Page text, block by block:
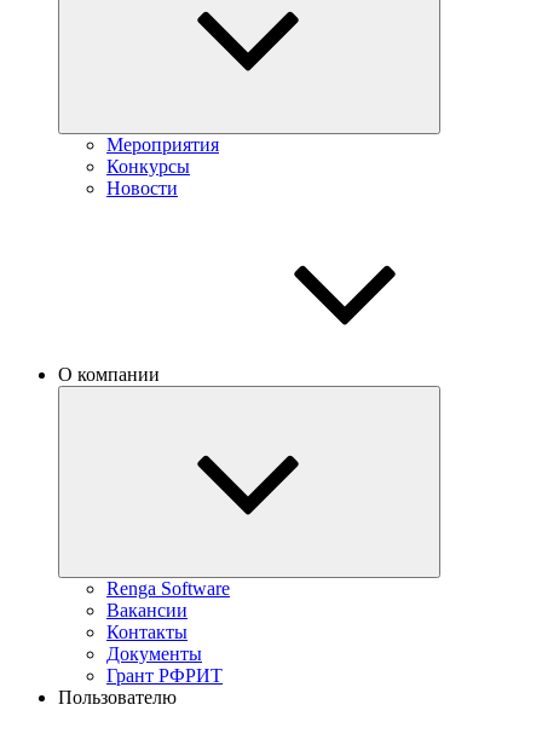
Мероприятия
Конкурсы
Новости
О компании
Renga Software
Вакансии
Контакты
Документы
Грант РФРИТ
Пользователю